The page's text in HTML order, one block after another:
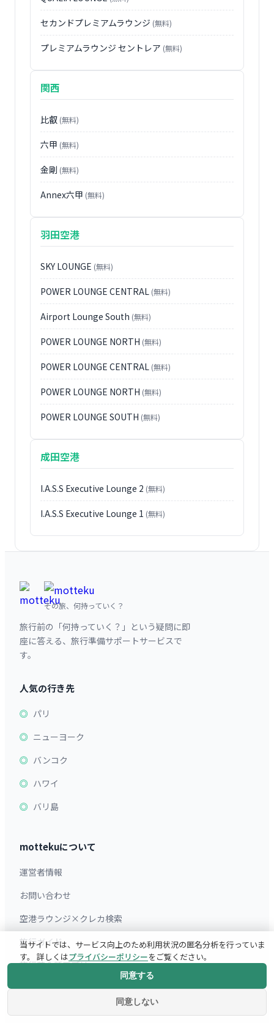
セカンドプレミアムラウンジ (無料)
プレミアムラウンジ セントレア (無料)
関西
比叡 (無料)
六甲 (無料)
金剛 (無料)
Annex六甲 (無料)
羽田空港
SKY LOUNGE (無料)
POWER LOUNGE CENTRAL (無料)
Airport Lounge South (無料)
POWER LOUNGE NORTH (無料)
POWER LOUNGE CENTRAL (無料)
POWER LOUNGE NORTH (無料)
POWER LOUNGE SOUTH (無料)
成田空港
I.A.S.S Executive Lounge 2 (無料)
I.A.S.S Executive Lounge 1 (無料)
その旅、何持っていく？
旅行前の「何持っていく？」という疑問に即
座に答える、旅行準備サポートサービスで
す。
人気の行き先
パリ
ニューヨーク
バンコク
ハワイ
バリ島
mottekuについて
運営者情報
お問い合わせ
空港ラウンジ×クレカ検索
旅行ガイド
旅行英会話アプリ
サイトマップ
当サイトでは、サービス向上のため利用状況の匿名分析を行っていま
す。 詳しくはプライバシーポリシーをご覧ください。
同意しない
同意する